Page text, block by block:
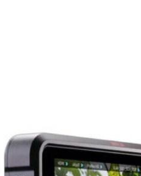
para cinema, televisão, live